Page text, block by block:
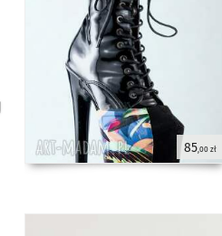
85,00 zł